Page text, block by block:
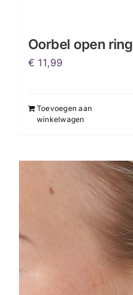
Oorbel open ring
€ 11,99
Toevoegen aan
winkelwagen